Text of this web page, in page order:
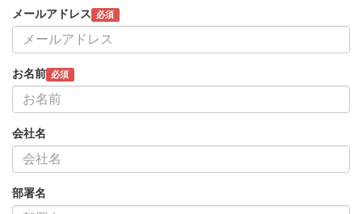
メールアドレス 必須
お名前 必須
会社名
部署名